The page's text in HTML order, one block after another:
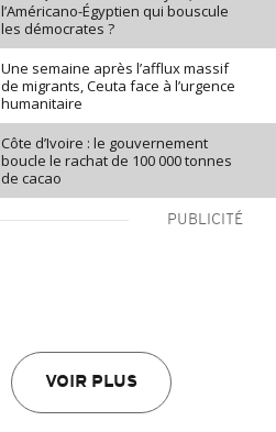
l’Américano-Égyptien qui bouscule
les démocrates ?
Une semaine après l’afflux massif
de migrants, Ceuta face à l’urgence
humanitaire
Côte d’Ivoire : le gouvernement
boucle le rachat de 100 000 tonnes
de cacao
PUBLICITÉ
VOIR PLUS